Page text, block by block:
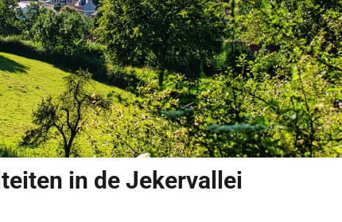
in de Jekervallei